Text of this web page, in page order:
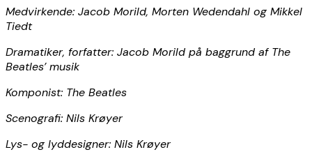
Medvirkende: Jacob Morild, Morten Wedendahl og Mikkel
Tiedt
Dramatiker, forfatter: Jacob Morild på baggrund af The
Beatles’ musik
Komponist: The Beatles
Scenografi: Nils Krøyer
Lys- og lyddesigner: Nils Krøyer